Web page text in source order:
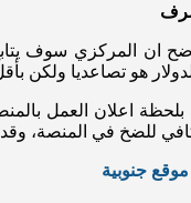
ان المركزي سوف يتابع
ولكن بأقل تقلبات، (فعلى سبيل المثال
بلحظة اعلان العمل
للضخ في المنصة،
جنوبية